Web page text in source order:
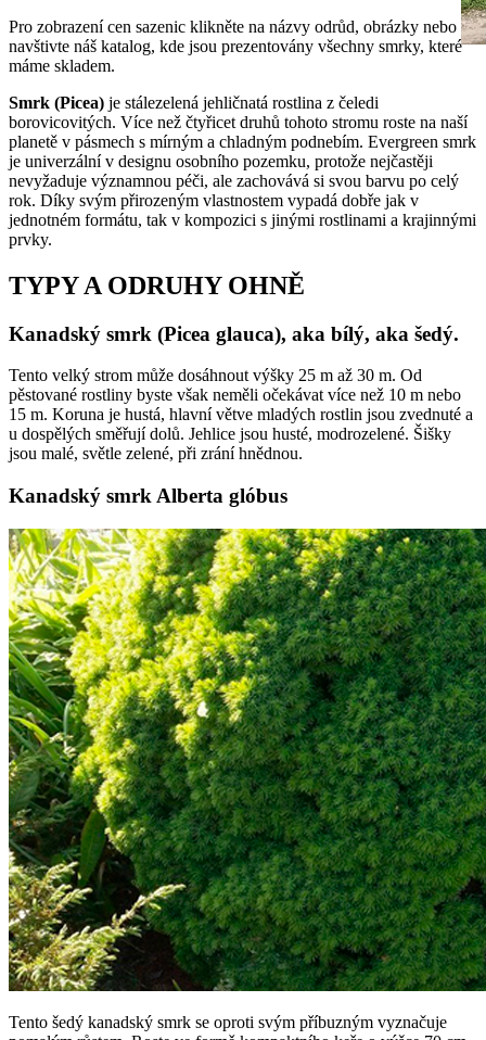
Pro zobrazení cen sazenic klikněte na názvy odrůd, obrázky nebo
navštivte náš katalog, kde jsou prezentovány všechny smrky, které
máme skladem.
Smrk (Picea) je stálezelená jehličnatá rostlina z čeledi
borovicovitých. Více než čtyřicet druhů tohoto stromu roste na naší
planetě v pásmech s mírným a chladným podnebím. Evergreen smrk
je univerzální v designu osobního pozemku, protože nejčastěji
nevyžaduje významnou péči, ale zachovává si svou barvu po celý
rok. Díky svým přirozeným vlastnostem vypadá dobře jak v
jednotném formátu, tak v kompozici s jinými rostlinami a krajinnými
prvky.
TYPY A ODRUHY OHNĚ
Kanadský smrk (Picea glauca), aka bílý, aka šedý.
Tento velký strom může dosáhnout výšky 25 m až 30 m. Od
pěstované rostliny byste však neměli očekávat více než 10 m nebo
15 m. Koruna je hustá, hlavní větve mladých rostlin jsou zvednuté a
u dospělých směřují dolů. Jehlice jsou husté, modrozelené. Šišky
jsou malé, světle zelené, při zrání hnědnou.
Kanadský smrk Alberta glóbus
Tento šedý kanadský smrk se oproti svým příbuzným vyznačuje